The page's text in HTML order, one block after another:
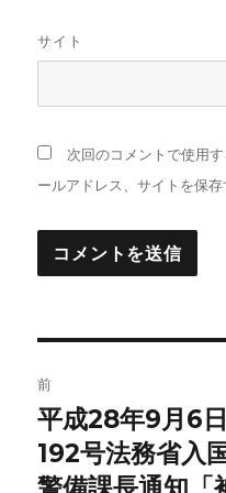
サイト
次回のコメントで使用
ールアドレス、サイトを保存
稿
ナ
前
前
の
投
平成28年9月6
192号法務省入